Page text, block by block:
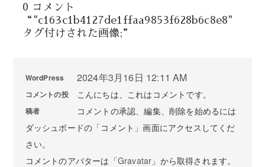
0 コメント
“"c163c1b4127de1ffaa9853f628b6c8e8"
タグ付けされた画像;”
WordPress
コメントの投
稿者
2024年3月16日 12:11 AM
こんにちは、これはコメントです。
コメントの承認、編集、削除を始めるには
ダッシュボードの「コメント」画面にアクセスしてくだ
さい。
コメントのアバターは「Gravatar 」から取得されます。